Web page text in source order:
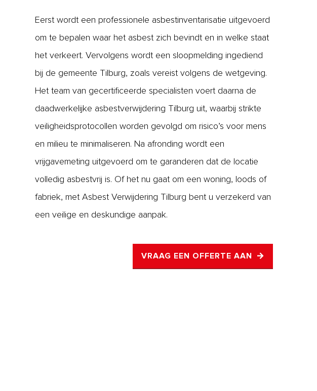
Eerst wordt een professionele asbestinventarisatie uitgevoerd
om te bepalen waar het asbest zich bevindt en in welke staat
het verkeert. Vervolgens wordt een sloopmelding ingediend
bij de gemeente Tilburg, zoals vereist volgens de wetgeving.
Het team van gecertificeerde specialisten voert daarna de
daadwerkelijke asbestverwijdering Tilburg uit, waarbij strikte
veiligheidsprotocollen worden gevolgd om risico’s voor mens
en milieu te minimaliseren. Na afronding wordt een
vrijgavemeting uitgevoerd om te garanderen dat de locatie
volledig asbestvrij is. Of het nu gaat om een woning, loods of
fabriek, met Asbest Verwijdering Tilburg bent u verzekerd van
een veilige en deskundige aanpak.
VRAAG EEN OFFERTE AAN